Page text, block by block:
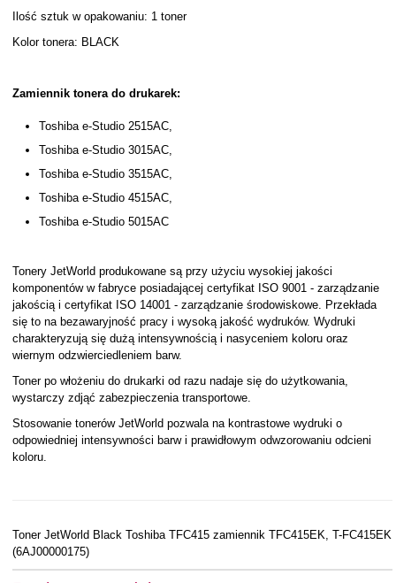
Ilość sztuk w opakowaniu: 1 toner
Kolor tonera: BLACK
Zamiennik tonera do drukarek:
Toshiba e-Studio 2515AC,
Toshiba e-Studio 3015AC,
Toshiba e-Studio 3515AC,
Toshiba e-Studio 4515AC,
Toshiba e-Studio 5015AC
Tonery JetWorld produkowane są przy użyciu wysokiej jakości
komponentów w fabryce posiadającej certyfikat ISO 9001 - zarządzanie
jakością i certyfikat ISO 14001 - zarządzanie środowiskowe. Przekłada
się to na bezawaryjność pracy i wysoką jakość wydruków. Wydruki
charakteryzują się dużą intensywnością i nasyceniem koloru oraz
wiernym odzwierciedleniem barw.
Toner po włożeniu do drukarki od razu nadaje się do użytkowania,
wystarczy zdjąć zabezpieczenia transportowe.
Stosowanie tonerów JetWorld pozwala na kontrastowe wydruki o
odpowiedniej intensywności barw i prawidłowym odwzorowaniu odcieni
koloru.
Toner JetWorld Black Toshiba TFC415 zamiennik TFC415EK, T-FC415EK
(6AJ00000175)